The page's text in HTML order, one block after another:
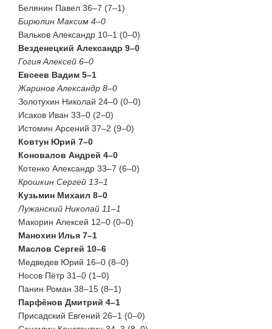
Белянин Павел 36–7 (7–1)
Бирюлин Максим 4–0
Вальков Александр 10–1 (0–0)
Везденецкий Александр 9–0
Гогия Алексей 6–0
Евсеев Вадим 5–1
Жаринов Александр 8–0
Золотухин Николай 24–0 (0–0)
Исаков Иван 33–0 (2–0)
Истомин Арсений 37–2 (9–0)
Ковтун Юрий 7–0
Коновалов Андрей 4–0
Котенко Александр 33–7 (6–0)
Крошкин Сергей 13–1
Кузьмин Михаил 8–0
Лужанский Николай 11–1
Макорин Алексей 12–0 (0–0)
Манохин Илья 7–1
Маслов Сергей 10–6
Медведев Юрий 16–0 (8–0)
Носов Пётр 31–0 (1–0)
Панин Роман 38–15 (8–1)
Парфёнов Дмитрий 4–1
Присадский Евгений 26–1 (0–0)